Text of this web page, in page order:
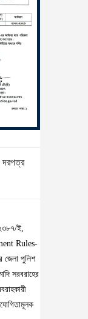
দরপত্র
ই,
Rules-
জেলা পুলিশ
সরবরাহের